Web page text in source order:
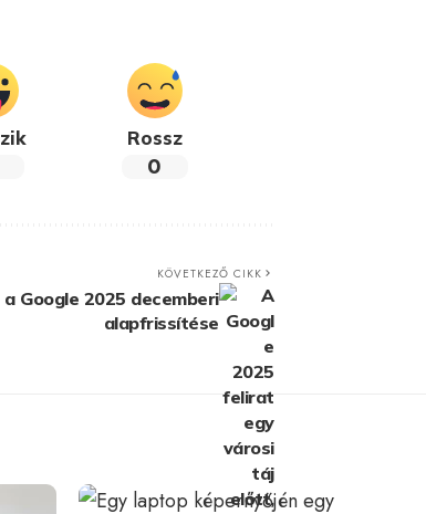
Rossz
0
KÖVETKEZŐ CIKK
Google 2025 decemberi
alapfrissítése